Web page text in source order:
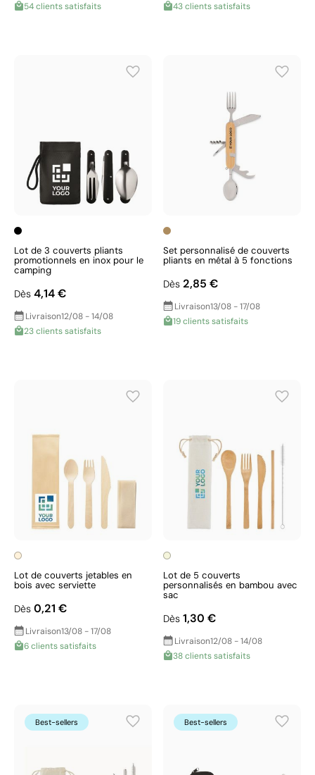
54 clients satisfaits
43 clients satisfaits
Lot de 3 couverts pliants
promotionnels en inox pour le
camping
Dès 4,14 €
Livraison12/08 - 14/08
23 clients satisfaits
Set personnalisé de couverts
pliants en métal à 5 fonctions
Dès 2,85 €
Livraison13/08 - 17/08
19 clients satisfaits
Lot de couverts jetables en
bois avec serviette
Dès 0,21 €
Livraison13/08 - 17/08
6 clients satisfaits
Lot de 5 couverts
personnalisés en bambou avec
sac
Dès 1,30 €
Livraison12/08 - 14/08
38 clients satisfaits
Best-sellers Best-sellers